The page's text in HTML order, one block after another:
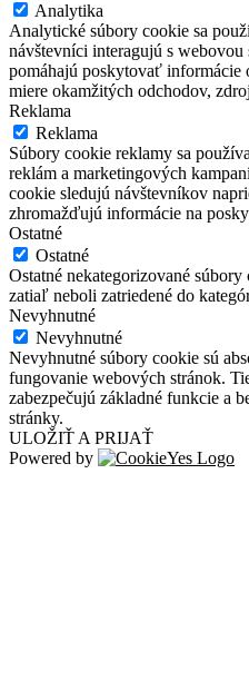
Analytika
Analytické súbory cookie sa
návštevníci interagujú s
pomáhajú poskytovať informácie
miere okamžitých odchodov,
Reklama
Reklama
Súbory cookie reklamy sa
reklám a marketingových
cookie sledujú návštevníkov
zhromažďujú informácie na
Ostatné
Ostatné
Ostatné nekategorizované
zatiaľ neboli zatriedené do
Nevyhnutné
Nevyhnutné
Nevyhnutné súbory cookie sú
fungovanie webových stránok.
zabezpečujú základné funkcie a
stránky.
ULOŽIŤ A PRIJAŤ
Powered by